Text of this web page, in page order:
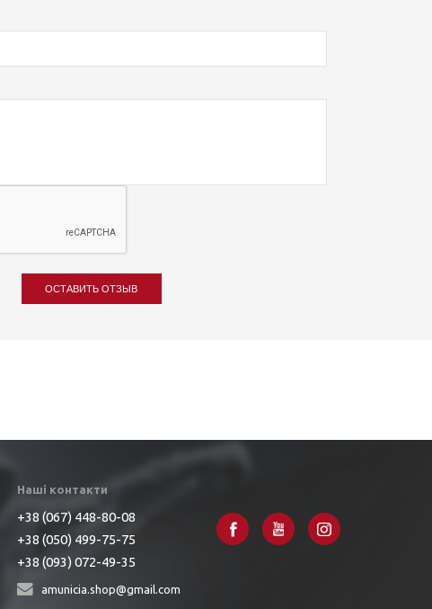
ОСТАВИТЬ ОТЗЫВ
Наші контакти
+38 (067) 448-80-08
+38 (050) 499-75-75
+38 (093) 072-49-35
amunicia.shop@gmail.com